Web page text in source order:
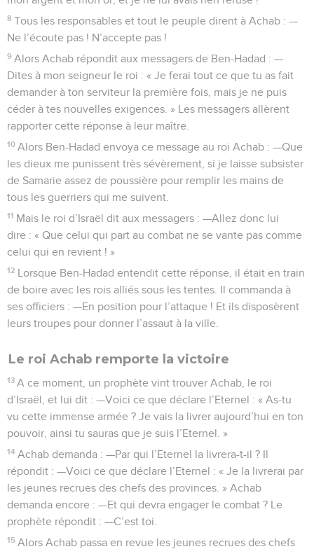
8 Tous les responsables et tout le peuple dirent à Achab : —
Ne l’écoute pas ! N’accepte pas !
9 Alors Achab répondit aux messagers de Ben-Hadad : —
Dites à mon seigneur le roi : « Je ferai tout ce que tu as fait
demander à ton serviteur la première fois, mais je ne puis
céder à tes nouvelles exigences. » Les messagers allèrent
rapporter cette réponse à leur maître.
10 Alors Ben-Hadad envoya ce message au roi Achab : —Que
les dieux me punissent très sévèrement, si je laisse subsister
de Samarie assez de poussière pour remplir les mains de
tous les guerriers qui me suivent.
11 Mais le roi d’Israël dit aux messagers : —Allez donc lui
dire : « Que celui qui part au combat ne se vante pas comme
celui qui en revient ! »
12 Lorsque Ben-Hadad entendit cette réponse, il était en train
de boire avec les rois alliés sous les tentes. Il commanda à
ses officiers : —En position pour l’attaque ! Et ils disposèrent
leurs troupes pour donner l’assaut à la ville.
Le roi Achab remporte la victoire
13 A ce moment, un prophète vint trouver Achab, le roi
d’Israël, et lui dit : —Voici ce que déclare l’Eternel : « As-tu
vu cette immense armée ? Je vais la livrer aujourd’hui en ton
pouvoir, ainsi tu sauras que je suis l’Eternel. »
14 Achab demanda : —Par qui l’Eternel la livrera-t-il ? Il
répondit : —Voici ce que déclare l’Eternel : « Je la livrerai par
les jeunes recrues des chefs des provinces. » Achab
demanda encore : —Et qui devra engager le combat ? Le
prophète répondit : —C’est toi.
15 Alors Achab passa en revue les jeunes recrues des chefs